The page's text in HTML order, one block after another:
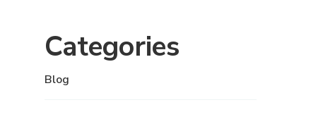
Categories
Blog